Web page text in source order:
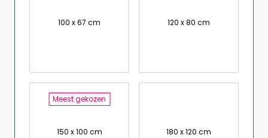
100 x 67 cm 120 x 80 cm
Meest gekozen
150 x 100 cm 180 x 120 cm